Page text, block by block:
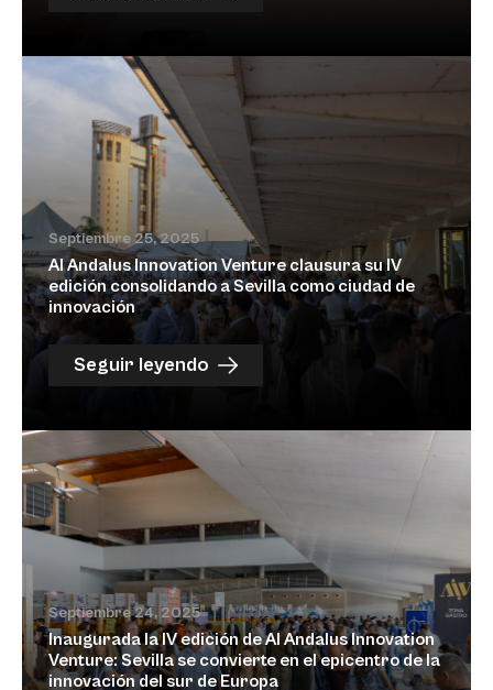
Septiembre 25, 2025
Al Andalus Innovation Venture clausura su IV
edición consolidando a Sevilla como ciudad de
innovación
Seguir leyendo
Septiembre 24, 2025
Inaugurada la IV edición de Al Andalus Innovation
Venture: Sevilla se convierte en el epicentro de la
innovación del sur de Europa